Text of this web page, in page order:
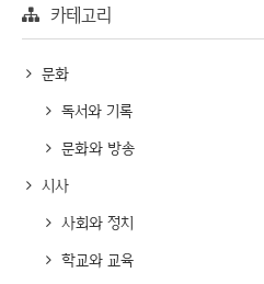
카테고리
문화
독서와 기록
문화와 방송
시사
사회와 정치
학교와 교육